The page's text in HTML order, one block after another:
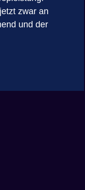
zwar an
und der